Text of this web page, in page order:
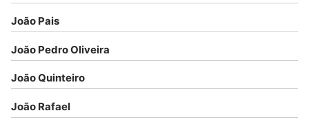
João Pais
João Pedro Oliveira
João Quinteiro
João Rafael